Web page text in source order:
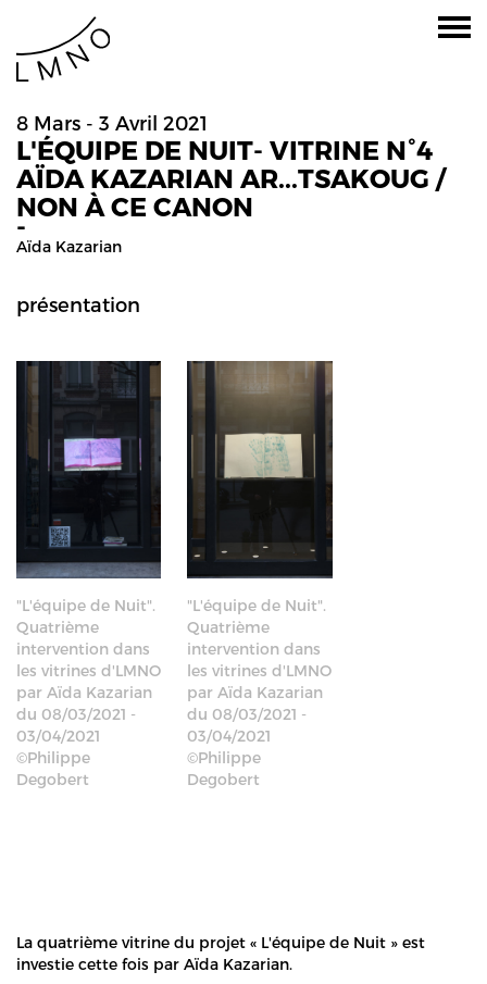
8 Mars - 3 Avril 2021
L'ÉQUIPE DE NUIT- VITRINE N°4
AÏDA KAZARIAN AR...TSAKOUG /
NON À CE CANON
-
Aïda Kazarian
présentation
"L'équipe de Nuit".
Quatrième
intervention dans
les vitrines d'LMNO
par Aïda Kazarian
du 08/03/2021 -
03/04/2021
©Philippe
Degobert
"L'équipe de Nuit".
Quatrième
intervention dans
les vitrines d'LMNO
par Aïda Kazarian
du 08/03/2021 -
03/04/2021
©Philippe
Degobert
La quatrième vitrine du projet « L'équipe de Nuit » est
investie cette fois par Aïda Kazarian.